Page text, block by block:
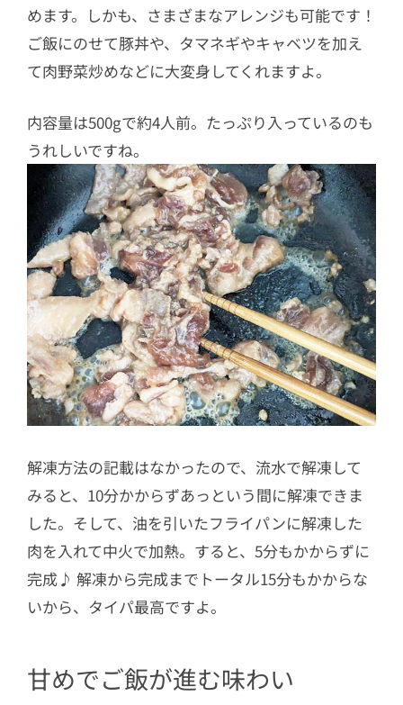
めます。しかも、さまざまなアレンジも可能です！
ご飯にのせて豚丼や、タマネギやキャベツを加え
て肉野菜炒めなどに大変身してくれますよ。
内容量は500gで約4人前。たっぷり入っているのも
うれしいですね。
解凍方法の記載はなかったので、流水で解凍して
みると、10分かからずあっという間に解凍できま
した。そして、油を引いたフライパンに解凍した
肉を入れて中火で加熱。すると、5分もかからずに
完成♪ 解凍から完成までトータル15分もかからな
いから、タイパ最高ですよ。
甘めでご飯が進む味わい